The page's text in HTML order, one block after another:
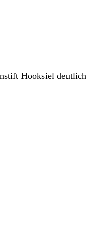
Hooksiel deutlich